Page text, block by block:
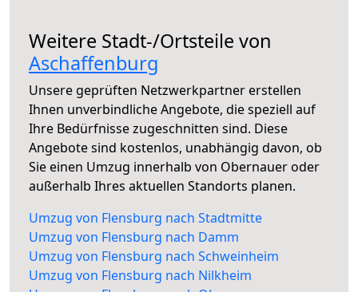
Weitere Stadt-/Ortsteile von
Aschaffenburg
Unsere geprüften Netzwerkpartner erstellen
Ihnen unverbindliche Angebote, die speziell auf
Ihre Bedürfnisse zugeschnitten sind. Diese
Angebote sind kostenlos, unabhängig davon, ob
Sie einen Umzug innerhalb von Obernauer oder
außerhalb Ihres aktuellen Standorts planen.
Umzug von Flensburg nach Stadtmitte
Umzug von Flensburg nach Damm
Umzug von Flensburg nach Schweinheim
Umzug von Flensburg nach Nilkheim